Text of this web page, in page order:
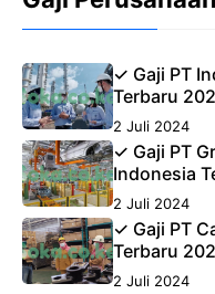
✓ Gaji PT
Terbaru
2 Juli 2024
✓ Gaji PT
Indonesia
2 Juli 2024
✓ Gaji PT
Terbaru
2 Juli 2024